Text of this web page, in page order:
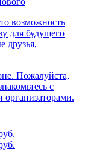
возможность
для будущего
друзья,
Пожалуйста,
с
организаторами.